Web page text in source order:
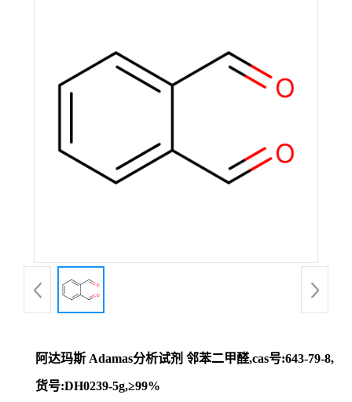
阿达玛斯 Adamas分析试剂 邻苯二甲醛,cas号:643-79-8,
货号:DH0239-5g,≥99%